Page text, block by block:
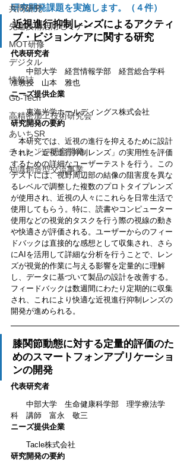
共同研究
先進技術活用セミナー
MOT研修
デジタル
情報誌
Go-Tech
高精密加工技術研究会
あいちSR
チャレンジ研究開発
知識創造型交流事業
研究開発課題を実施します。（４件）
近視進行抑制レンズによるアクティ
ブ・ビジョンケアに関する研究
代表研究者
中部大学　経営情報学部　経営総合学科
准教授　山本　雅也
ニーズ提供企業
東海光学ホールディングス株式会社
研究開発の要約
本研究では、近視の進行を抑えるために設計
された「近視進行抑制レンズ」の実用性を評価
するための詳細なユーザーテストを行う。この
テストには、視野周辺部の結像の阻害度を異な
るレベルで調整した複数のプロトタイプレンズ
が使用され、近視の人々にこれらを日常生活で
使用してもらう。特に、読書やコンピューター
使用などの視覚的タスクを行う際の視線の動き
や快適さが評価される。ユーザーからのフィー
ドバックは直接的な感想として収集され、さら
にAIを活用して詳細な分析を行うことで、レン
ズが視覚的作業に与える影響を定量的に理解
し、データに基づいて製品の設計を改善する。
フィードバックは数週間にわたり定期的に収集
され、これにより快適な近視進行抑制レンズの
開発が進められる。
膝関節動態に対する定量的評価のた
めのスマートフォンアプリケーショ
ンの開発
代表研究者
中部大学 生命健康科学部　理学療法学
科　講師　富永　敬三
ニーズ提供企業
Tacle株式会社
研究開発の要約